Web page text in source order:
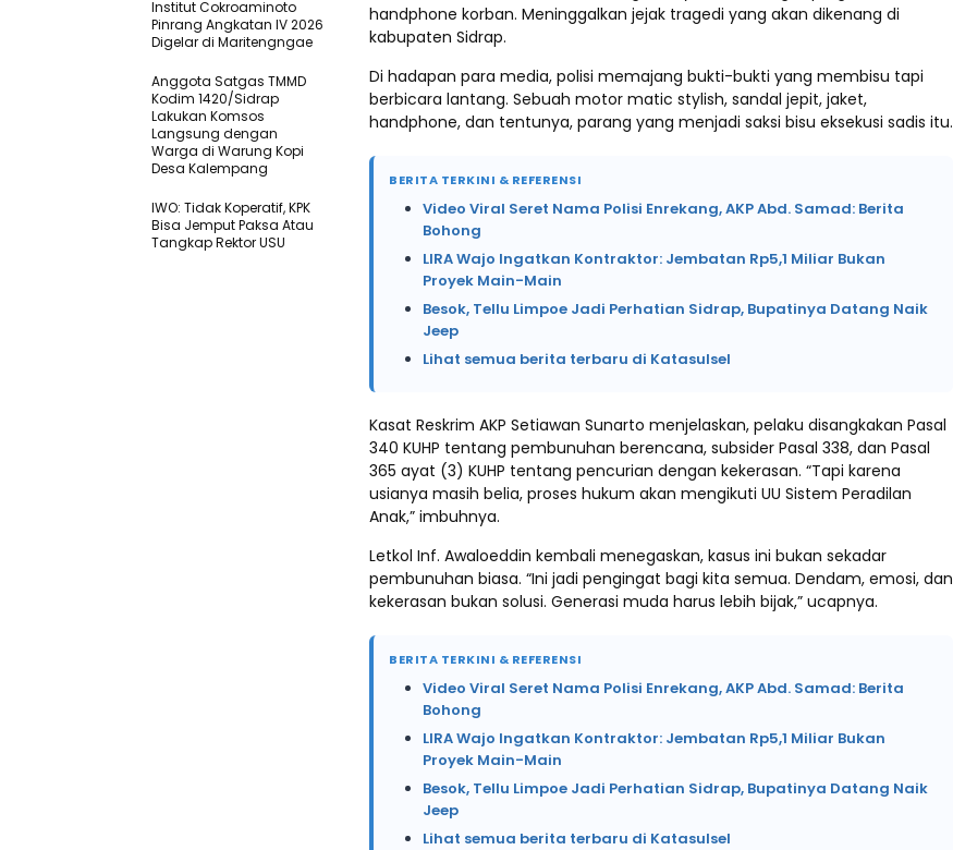
handphone korban. Meninggalkan jejak tragedi yang akan dikenang di
kabupaten Sidrap.
Di hadapan para media, polisi memajang bukti-bukti yang membisu tapi
berbicara lantang. Sebuah motor matic stylish, sandal jepit, jaket,
handphone, dan tentunya, parang yang menjadi saksi bisu eksekusi sadis itu.
BERITA TERKINI & REFERENSI
Video Viral Seret Nama Polisi Enrekang, AKP Abd. Samad: Berita
Bohong
LIRA Wajo Ingatkan Kontraktor: Jembatan Rp5,1 Miliar Bukan
Proyek Main-Main
Besok, Tellu Limpoe Jadi Perhatian Sidrap, Bupatinya Datang Naik
Jeep
Lihat semua berita terbaru di Katasulsel
Kasat Reskrim AKP Setiawan Sunarto menjelaskan, pelaku disangkakan Pasal
340 KUHP tentang pembunuhan berencana, subsider Pasal 338, dan Pasal
365 ayat (3) KUHP tentang pencurian dengan kekerasan. “Tapi karena
usianya masih belia, proses hukum akan mengikuti UU Sistem Peradilan
Anak,” imbuhnya.
Letkol Inf. Awaloeddin kembali menegaskan, kasus ini bukan sekadar
pembunuhan biasa. “Ini jadi pengingat bagi kita semua. Dendam, emosi, dan
kekerasan bukan solusi. Generasi muda harus lebih bijak,” ucapnya.
BERITA TERKINI & REFERENSI
Video Viral Seret Nama Polisi Enrekang, AKP Abd. Samad: Berita
Bohong
LIRA Wajo Ingatkan Kontraktor: Jembatan Rp5,1 Miliar Bukan
Proyek Main-Main
Besok, Tellu Limpoe Jadi Perhatian Sidrap, Bupatinya Datang Naik
Jeep
Lihat semua berita terbaru di Katasulsel
Institut Cokroaminoto
Pinrang Angkatan IV 2026
Digelar di Maritengngae
Anggota Satgas TMMD
Kodim 1420/Sidrap
Lakukan Komsos
Langsung dengan
Warga di Warung Kopi
Desa Kalempang
IWO: Tidak Koperatif, KPK
Bisa Jemput Paksa Atau
Tangkap Rektor USU